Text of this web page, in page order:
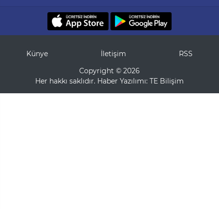
Künye İletişim
RSS
Copyright © 2026
Her hakkı saklıdır. Haber Yazılımı: TE Bilişim